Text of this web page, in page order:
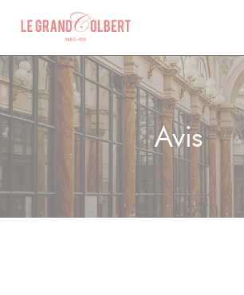
Personnalisation de vos choix en matière de cookies
Avis